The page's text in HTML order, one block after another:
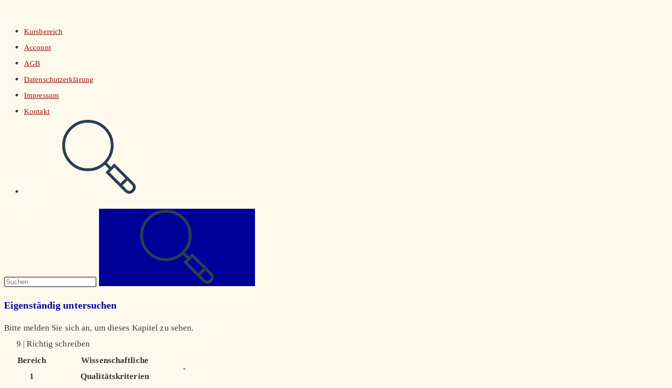
Kursbereich
Account
AGB
Datenschutzerklärung
Impressum
Kontakt
Eigenständig untersuchen
Bitte melden Sie sich an, um dieses Kapitel zu sehen.
9 | Richtig schreiben
Bereich
1
Wissenschaftliche
Qualitätskriterien
-